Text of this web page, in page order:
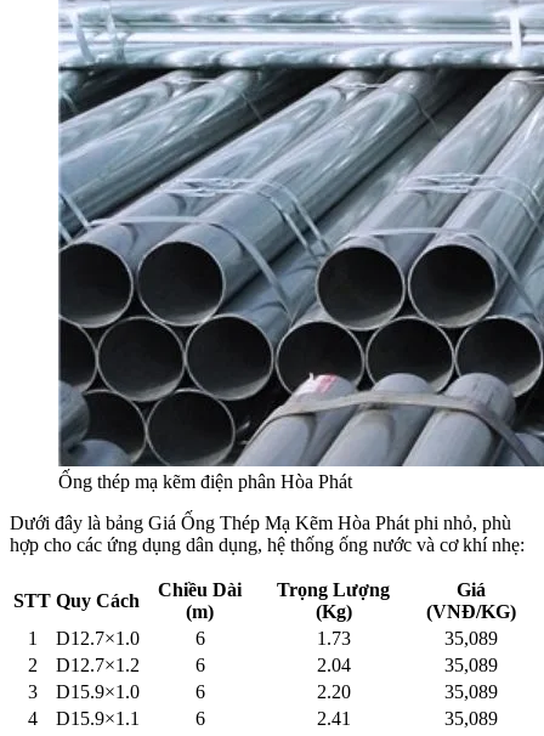
Ống thép mạ kẽm điện phân Hòa Phát
Dưới đây là bảng Giá Ống Thép Mạ Kẽm Hòa Phát phi nhỏ, phù
hợp cho các ứng dụng dân dụng, hệ thống ống nước và cơ khí nhẹ:
STT Quy Cách
Chiều Dài
(m)
Trọng Lượng
(Kg)
Giá
(VNĐ/KG)
1
D12.7×1.0 6 1.73
35,089
2
D12.7×1.2 6 2.04
35,089
3
D15.9×1.0 6 2.20
35,089
4
D15.9×1.1 6 2.41
35,089